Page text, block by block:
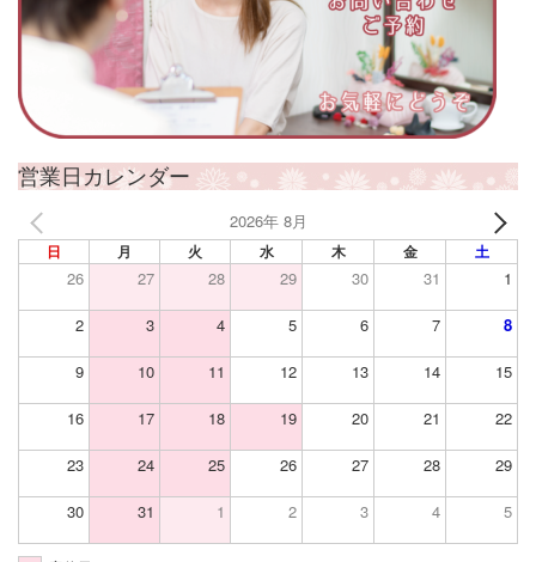
営業日カレンダー
2026年 8月
日 月 火 水 木 金 土
26 27 28 29 30 31 1
2 3 4 5 6 7 8
9 10 11 12 13 14 15
16 17 18 19 20 21 22
23 24 25 26 27 28 29
30 31 1 2 3 4 5